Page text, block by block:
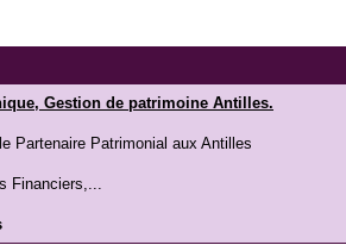
Gestion de patrimoine Antilles.
Partenaire Patrimonial aux Antilles
Financiers,...